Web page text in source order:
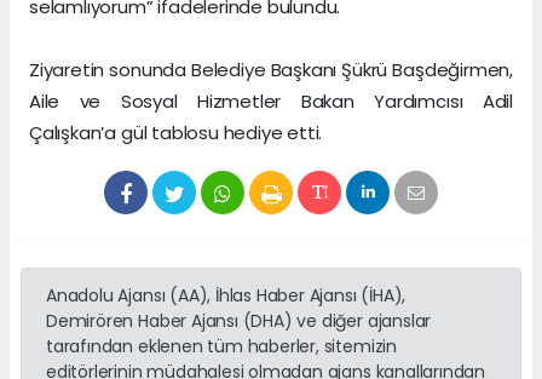
selamlıyorum” ifadelerinde bulundu.
Ziyaretin sonunda Belediye Başkanı Şükrü Başdeğirmen,
Aile ve Sosyal Hizmetler Bakan Yardımcısı Adil
Çalışkan’a gül tablosu hediye etti.
Anadolu Ajansı (AA), İhlas Haber Ajansı (İHA),
Demirören Haber Ajansı (DHA) ve diğer ajanslar
tarafından eklenen tüm haberler, sitemizin
editörlerinin müdahalesi olmadan ajans kanallarından